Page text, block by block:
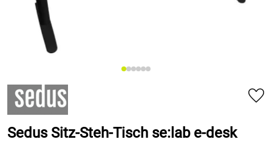
Sedus Sitz-Steh-Tisch se:lab e-desk